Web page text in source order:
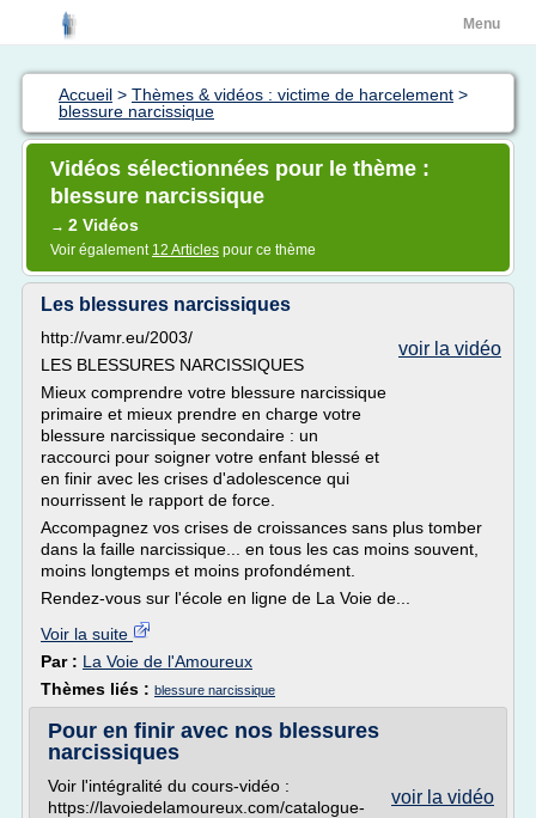
Menu
Accueil > Thèmes & vidéos : victime de harcelement >
blessure narcissique
Vidéos sélectionnées pour le thème :
blessure narcissique
→ 2 Vidéos
Voir également 12 Articles pour ce thème
Les blessures narcissiques
voir la vidéo
http://vamr.eu/2003/
LES BLESSURES NARCISSIQUES
Mieux comprendre votre blessure narcissique
primaire et mieux prendre en charge votre
blessure narcissique secondaire : un
raccourci pour soigner votre enfant blessé et
en finir avec les crises d'adolescence qui
nourrissent le rapport de force.
Accompagnez vos crises de croissances sans plus tomber
dans la faille narcissique... en tous les cas moins souvent,
moins longtemps et moins profondément.
Rendez-vous sur l'école en ligne de La Voie de...
Voir la suite
Par : La Voie de l'Amoureux
Thèmes liés : blessure narcissique
Pour en finir avec nos blessures
narcissiques
voir la vidéo
Voir l'intégralité du cours-vidéo :
https://lavoiedelamoureux.com/catalogue-